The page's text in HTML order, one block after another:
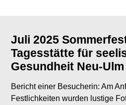
Juli 2025
Tagesstätte für
Gesundheit Neu-Ulm
Bericht einer Besucherin: Am
Festlichkeiten wurden lustige